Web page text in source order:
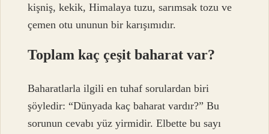
kişniş, kekik, Himalaya tuzu, sarımsak tozu ve
çemen otu ununun bir karışımıdır.
Toplam kaç çeşit baharat var?
Baharatlarla ilgili en tuhaf sorulardan biri
şöyledir: “Dünyada kaç baharat vardır?” Bu
sorunun cevabı yüz yirmidir. Elbette bu sayı